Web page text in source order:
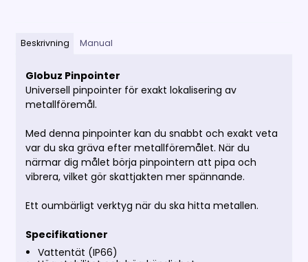
Beskrivning Manual
Globuz Pinpointer
Universell pinpointer för exakt lokalisering av
metallföremål.
Med denna pinpointer kan du snabbt och exakt veta
var du ska gräva efter metallföremålet. När du
närmar dig målet börja pinpointern att pipa och
vibrera, vilket gör skattjakten mer spännande.
Ett oumbärligt verktyg när du ska hitta metallen.
Specifikationer
Vattentät (IP66)